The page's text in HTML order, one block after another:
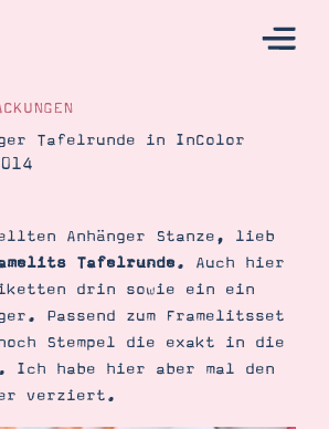
Tafelrunde in InColor
Anhänger Stanze, lieb
Tafelrunde. Auch hier
drin sowie ein ein
Passend zum Framelitsset
Stempel die exakt in die
Ich habe hier aber mal den
verziert.